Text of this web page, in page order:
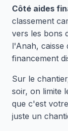
Côté aides
classement
vers les bons
l'Anah, caisse
financement
Sur le
soir, on limite
que c'est
juste un